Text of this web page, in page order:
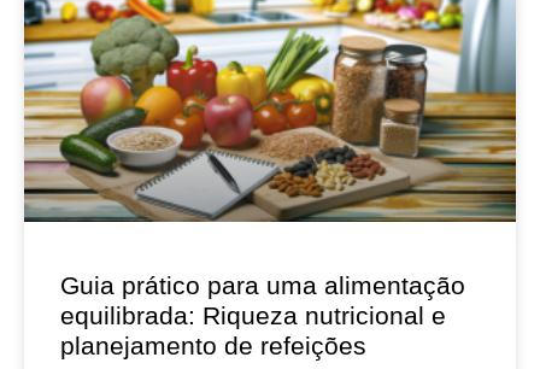
Guia prático para uma alimentação
equilibrada: Riqueza nutricional e
planejamento de refeições